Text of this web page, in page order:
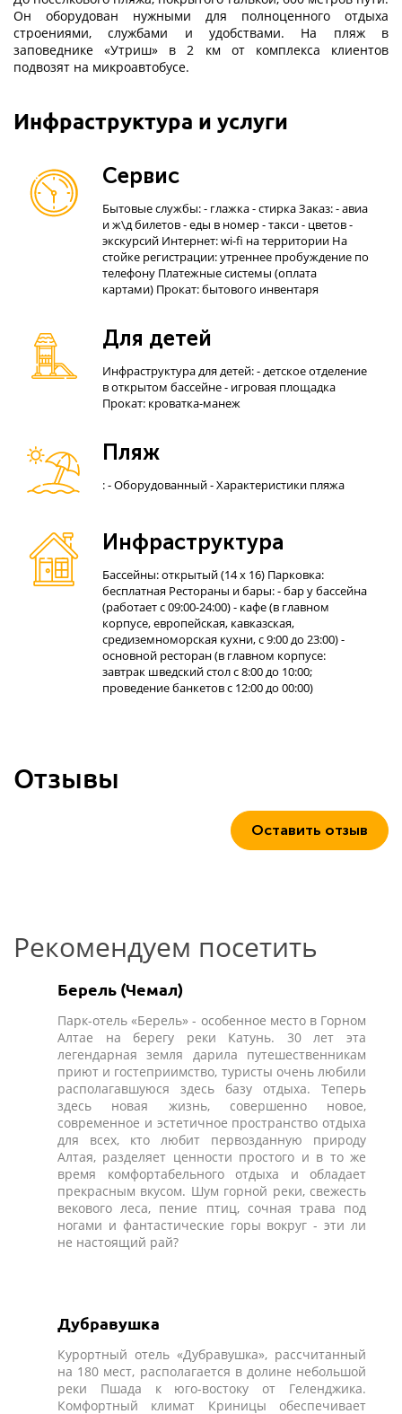
Он оборудован нужными для полноценного отдыха
строениями, службами и удобствами. На пляж в
заповеднике «Утриш» в 2 км от комплекса клиентов
подвозят на микроавтобусе.
Инфраструктура и услуги
Сервис
Бытовые службы: - глажка - стирка Заказ: - авиа
и ж\д билетов - еды в номер - такси - цветов -
экскурсий Интернет: wi-fi на территории На
стойке регистрации: утреннее пробуждение по
телефону Платежные системы (оплата
картами) Прокат: бытового инвентаря
Для детей
Инфраструктура для детей: - детское отделение
в открытом бассейне - игровая площадка
Прокат: кроватка-манеж
Пляж
: - Оборудованный - Характеристики пляжа
Инфраструктура
Бассейны: открытый (14 х 16) Парковка:
бесплатная Рестораны и бары: - бар у бассейна
(работает с 09:00-24:00) - кафе (в главном
корпусе, европейская, кавказская,
средиземноморская кухни, с 9:00 до 23:00) -
основной ресторан (в главном корпусе:
завтрак шведский стол с 8:00 до 10:00;
проведение банкетов с 12:00 до 00:00)
Отзывы
Оставить отзыв
Рекомендуем посетить
Берель (Чемал)
Парк-отель «Берель» - особенное место в Горном
Алтае на берегу реки Катунь. 30 лет эта
легендарная земля дарила путешественникам
приют и гостеприимство, туристы очень любили
располагавшуюся здесь базу отдыха. Теперь
здесь новая жизнь, совершенно новое,
современное и эстетичное пространство отдыха
для всех, кто любит первозданную природу
Алтая, разделяет ценности простого и в то же
время комфортабельного отдыха и обладает
прекрасным вкусом. Шум горной реки, свежесть
векового леса, пение птиц, сочная трава под
ногами и фантастические горы вокруг - эти ли
не настоящий рай?
Дубравушка
Курортный отель «Дубравушка», рассчитанный
на 180 мест, располагается в долине небольшой
реки Пшада к юго-востоку от Геленджика.
Комфортный климат Криницы обеспечивает